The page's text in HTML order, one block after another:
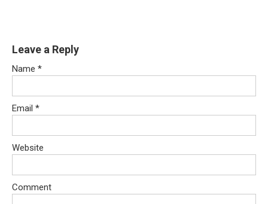
Leave a Reply
Name *
Email *
Website
Comment